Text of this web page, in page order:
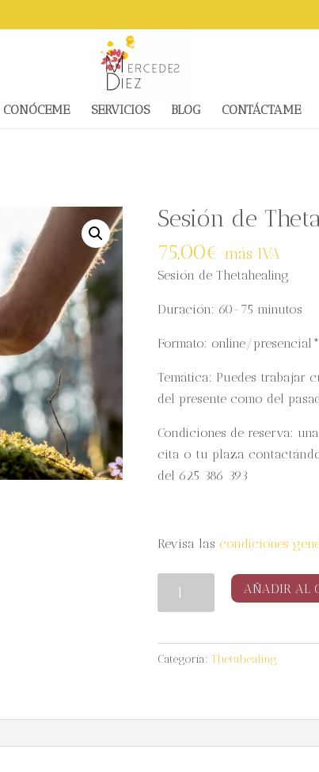
CONÓCEME SERVICIOS BLOG CONTÁCTAME
Sesión de
75,00€ más IVA
Sesión de Thetahealing
Duración: 60-75 minutos
Formato: online/presencial*
Temática: Puedes trabajar
del presente como del
Condiciones de reserva:
cita o tu plaza
del 625 386 393
Revisa las condiciones
cantidad
AÑADIR AL
Categoría: Thetahealing